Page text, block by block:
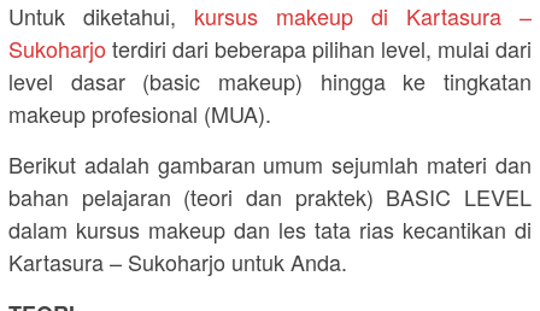
Untuk diketahui, kursus makeup di Kartasura –
Sukoharjo terdiri dari beberapa pilihan level, mulai dari
level dasar (basic makeup) hingga ke tingkatan
makeup profesional (MUA).
Berikut adalah gambaran umum sejumlah materi dan
bahan pelajaran (teori dan praktek) BASIC LEVEL
dalam kursus makeup dan les tata rias kecantikan di
Kartasura – Sukoharjo untuk Anda.